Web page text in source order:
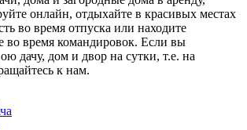
онлайн, отдыхайте в красивых местах
во время отпуска или находите
во время командировок. Если вы
дачу, дом и двор на сутки, т.е. на
к нам.